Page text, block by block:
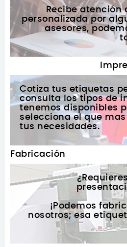
Recibe
personalizada por
asesores,
Cotiza tus etiquetas
consulta los tipos de
tenemos disponibles
selecciona el que
tus necesidades.
Fabricación
¡Podemos
nosotros; esa